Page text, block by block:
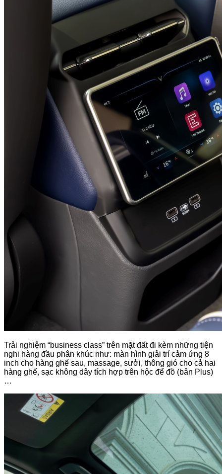
Trải nghiệm “business class” trên mặt đất đi kèm những tiện
nghi hàng đầu phân khúc như: màn hình giải trí cảm ứng 8
inch cho hàng ghế sau, massage, sưởi, thông gió cho cả hai
hàng ghế, sạc không dây tích hợp trên hộc để đồ (bản Plus)
…